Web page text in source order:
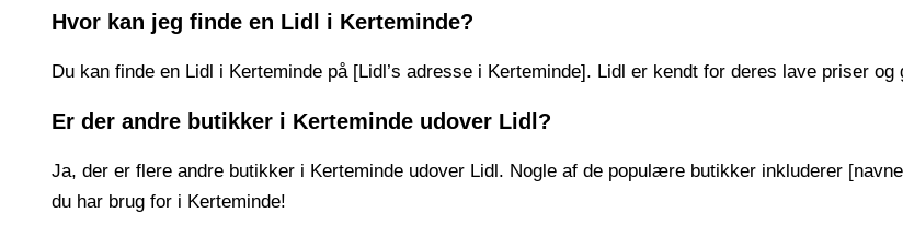
Hvor kan jeg finde en Lidl i Kerteminde?
Du kan finde en Lidl i Kerteminde på [Lidl’s adresse i Kerteminde]. Lidl er kendt for deres lave priser og
Er der andre butikker i Kerteminde udover Lidl?
Ja, der er flere andre butikker i Kerteminde udover Lidl. Nogle af de populære butikker inkluderer
du har brug for i Kerteminde!